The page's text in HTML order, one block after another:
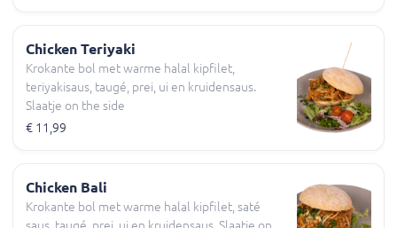
Chicken Teriyaki
Krokante bol met warme halal kipfilet,
teriyakisaus, taugé, prei, ui en kruidensaus.
Slaatje on the side
€ 11,99
Chicken Bali
Krokante bol met warme halal kipfilet, saté